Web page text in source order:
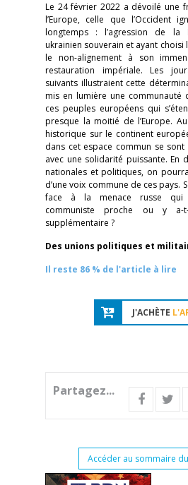
Le 24 février 2022 a dévoilé une
l’Europe, celle que l’Occident
longtemps : l’agression de la
ukrainien souverain et ayant
le non-alignement à son
restauration impériale. Les
suivants illustraient cette
mis en lumière une communauté
ces peuples européens qui
presque la moitié de l’Europe.
historique sur le continent
dans cet espace commun se
avec une solidarité puissante. En
nationales et politiques, on
d’une voix commune de ces pays.
face à la menace russe qui
communiste proche ou y a-
supplémentaire ?
Des unions politiques et
Il reste 86 % de l'article à lire
J'ACHÈTE
Partagez...
Accéder au sommaire